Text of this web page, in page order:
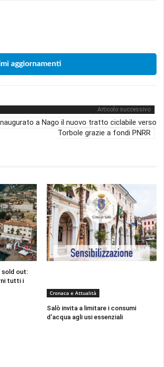
aggiornamenti
Articolo successivo
a Nago il nuovo tratto ciclabile verso
Torbole grazie a fondi PNRR
sold out:
tutti i
Cronaca e Attualità
Salò invita a limitare i consumi
d’acqua agli usi essenziali